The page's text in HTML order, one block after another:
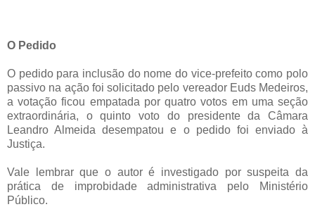
O Pedido
O pedido para inclusão do nome do vice-prefeito como polo
passivo na ação foi solicitado pelo vereador Euds Medeiros,
a votação ficou empatada por quatro votos em uma seção
extraordinária, o quinto voto do presidente da Câmara
Leandro Almeida desempatou e o pedido foi enviado à
Justiça.
Vale lembrar que o autor é investigado por suspeita da
prática de improbidade administrativa pelo Ministério
Público.